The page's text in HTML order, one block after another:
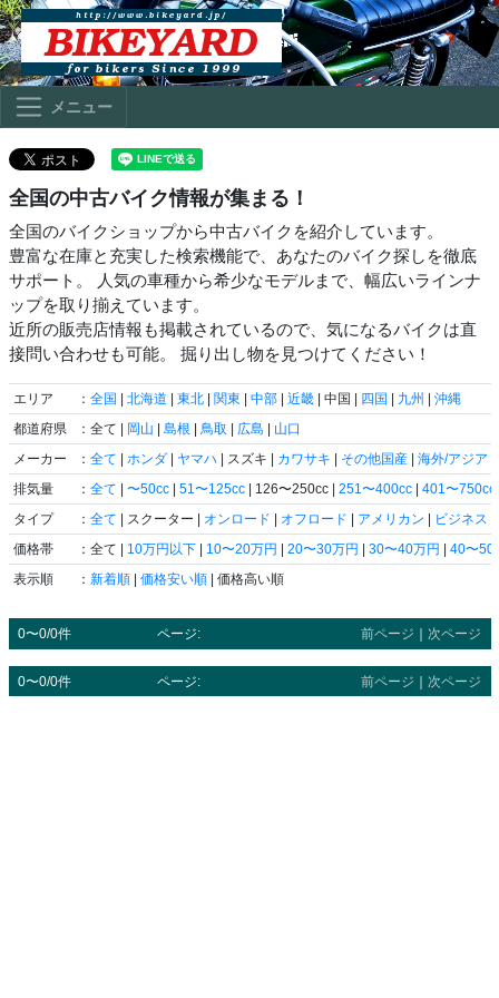
メニュー
全国の中古バイク情報が集まる！
全国のバイクショップから中古バイクを紹介しています。
豊富な在庫と充実した検索機能で、あなたのバイク探しを徹底
サポート。 人気の車種から希少なモデルまで、幅広いラインナ
ップを取り揃えています。
近所の販売店情報も掲載されているので、気になるバイクは直
接問い合わせも可能。 掘り出し物を見つけてください！
エリア ： 全国 | 北海道 | 東北 | 関東 | 中部 | 近畿 | 中国 | 四国 | 九州 | 沖縄
都道府県
：全て | 岡山 | 島根 | 鳥取 | 広島 | 山口
メーカー
： 全て | ホンダ | ヤマハ | スズキ | カワサキ | その他国産 | 海外/アジア
排気量
： 全て | 〜50cc | 51〜125cc | 126〜250cc | 251〜400cc | 401〜750cc
タイプ
： 全て | スクーター | オンロード | オフロード | アメリカン | ビジネス
価格帯
：全て | 10万円以下 | 10〜20万円 | 20〜30万円 | 30〜40万円 | 40〜50
表示順
： 新着順 | 価格安い順 | 価格高い順
0〜0/0件 ページ: 前ページ 次ページ
0〜0/0件 ページ: 前ページ ｜ 次ページ